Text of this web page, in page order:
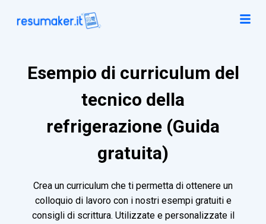
Esempio di curriculum del
tecnico della
refrigerazione (Guida
gratuita)
Crea un curriculum che ti permetta di ottenere un
colloquio di lavoro con i nostri esempi gratuiti e
consigli di scrittura. Utilizzate e personalizzate il